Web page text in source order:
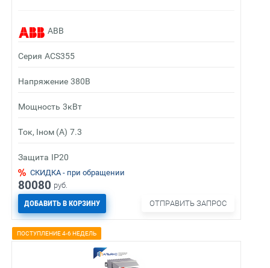
ABB
Серия ACS355
Напряжение 380В
Мощность 3кВт
Ток, Iном (А) 7.3
Защита IP20
СКИДКА - при обращении
80080 руб.
ДОБАВИТЬ В КОРЗИНУ ОТПРАВИТЬ ЗАПРОС
ПОСТУПЛЕНИЕ 4-6 НЕДЕЛЬ